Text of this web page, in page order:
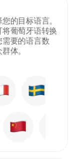
的目标语言。
葡萄牙语转换
要的语言数
体。